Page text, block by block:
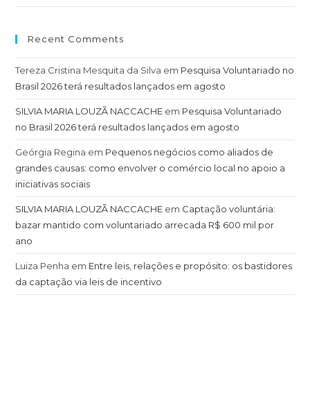
Recent Comments
Tereza Cristina Mesquita da Silva em Pesquisa Voluntariado no
Brasil 2026 terá resultados lançados em agosto
SILVIA MARIA LOUZÃ NACCACHE em Pesquisa Voluntariado
no Brasil 2026 terá resultados lançados em agosto
Geórgia Regina em Pequenos negócios como aliados de
grandes causas: como envolver o comércio local no apoio a
iniciativas sociais
SILVIA MARIA LOUZÃ NACCACHE em Captação voluntária:
bazar mantido com voluntariado arrecada R$ 600 mil por
ano
Luiza Penha em Entre leis, relações e propósito: os bastidores
da captação via leis de incentivo